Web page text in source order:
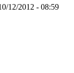
12/2012 - 08:59